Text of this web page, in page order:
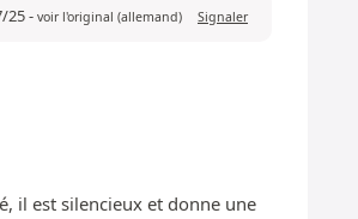
25- voir l'original (allemand) Signaler
il est silencieux et donne une